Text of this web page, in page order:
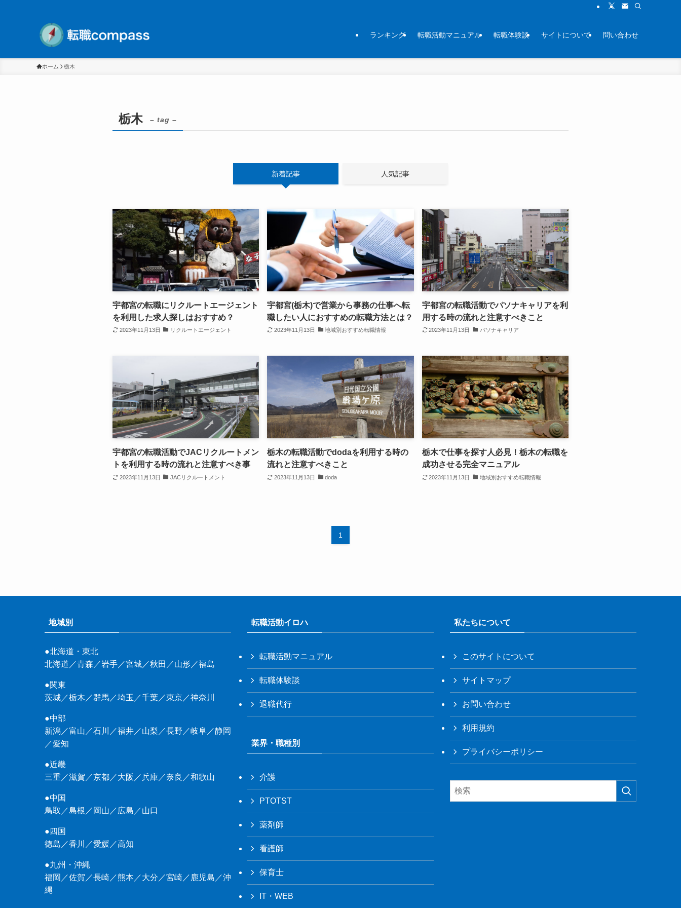
ランキング 転職活動マニュアル 転職体験談 サイトについて 問い合わせ
ホーム 栃木
栃木 – tag –
新着記事 人気記事
宇都宮の転職にリクルートエージェント
を利用した求人探しはおすすめ？
2023年11月13日 リクルートエージェント
宇都宮(栃木)で営業から事務の仕事へ転
職したい人におすすめの転職方法とは？
2023年11月13日 地域別おすすめ転職情報
宇都宮の転職活動でパソナキャリアを利
用する時の流れと注意すべきこと
2023年11月13日 パソナキャリア
宇都宮の転職活動でJACリクルートメン
トを利用する時の流れと注意すべき事
2023年11月13日 JACリクルートメント
栃木の転職活動でdodaを利用する時の
流れと注意すべきこと
2023年11月13日 doda
栃木で仕事を探す人必見！栃木の転職を
成功させる完全マニュアル
2023年11月13日 地域別おすすめ転職情報
1
地域別
●北海道・東北
北海道 ／青森 ／岩手 ／宮城 ／秋田 ／山形 ／福島
●関東
茨城 ／栃木 ／群馬 ／埼玉 ／千葉 ／東京 ／神奈川
●中部
新潟 ／富山 ／石川 ／福井 ／山梨 ／長野 ／岐阜 ／静岡
／愛知
●近畿
三重 ／滋賀 ／京都 ／大阪 ／兵庫 ／奈良 ／和歌山
●中国
鳥取 ／島根 ／ 岡山 ／ 広島 ／山口
●四国
徳島 ／香川 ／愛媛 ／高知
●九州・沖縄
福岡 ／佐賀 ／長崎 ／熊本 ／大分 ／宮崎 ／ 鹿児島 ／沖
縄
転職活動イロハ
転職活動マニュアル
転職体験談
退職代行
業界・職種別
介護
PTOTST
薬剤師
看護師
保育士
IT・WEB
私たちについて
このサイトについて
サイトマップ
お問い合わせ
利用規約
プライバシーポリシー